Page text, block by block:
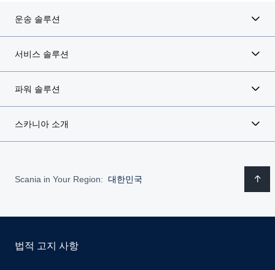
운송 솔루션
서비스 솔루션
파워 솔루션
스카니아 소개
Scania in Your Region: 대한민국
법적 고지 사항